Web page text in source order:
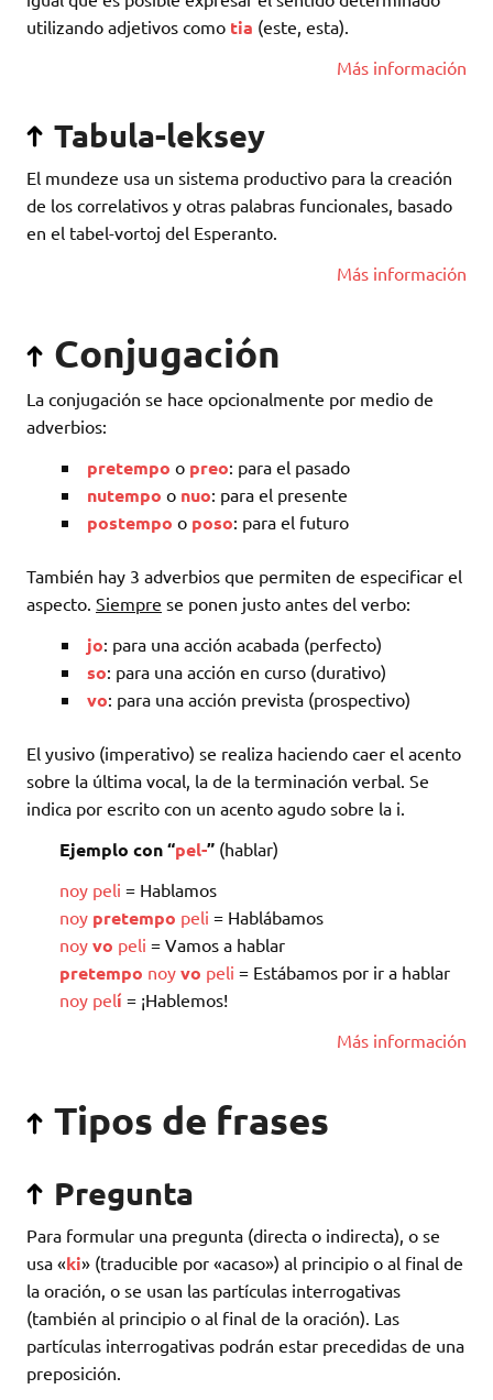
utilizando adjetivos como tia (este, esta).
Más información
Tabula-leksey
El mundeze usa un sistema productivo para la creación
de los correlativos y otras palabras funcionales, basado
en el tabel-vortoj del Esperanto.
Más información
Conjugación
La conjugación se hace opcionalmente por medio de
adverbios:
pretempo o preo: para el pasado
nutempo o nuo: para el presente
postempo o poso: para el futuro
También hay 3 adverbios que permiten de especificar el
aspecto. Siempre se ponen justo antes del verbo:
jo: para una acción acabada (perfecto)
so: para una acción en curso (durativo)
vo: para una acción prevista (prospectivo)
El yusivo (imperativo) se realiza haciendo caer el acento
sobre la última vocal, la de la terminación verbal. Se
indica por escrito con un acento agudo sobre la i.
Ejemplo con “pel-” (hablar)
noy peli = Hablamos
noy pretempo peli = Hablábamos
noy vo peli = Vamos a hablar
pretempo noy vo peli = Estábamos por ir a hablar
noy pelí = ¡Hablemos!
Más información
Tipos de frases
Pregunta
Para formular una pregunta (directa o indirecta), o se
usa «ki» (traducible por «acaso») al principio o al final de
la oración, o se usan las partículas interrogativas
(también al principio o al final de la oración). Las
partículas interrogativas podrán estar precedidas de una
preposición.